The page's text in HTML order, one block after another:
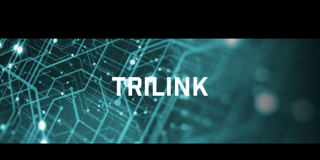
更多內容
多功能風扇連接埠
Frozr AI 散熱系統針對CPU 與GPU 溫度進行調校。
TRILINK